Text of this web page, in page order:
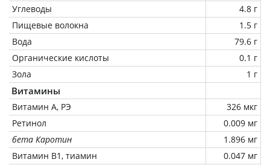
Углеводы
4.8 г
Пищевые волокна
1.5 г
Вода
79.6 г
Органические кислоты
0.1 г
Зола
1 г
Витамины
Витамин А, РЭ
326 мкг
Ретинол
0.009 мг
бета Каротин
1.896 мг
Витамин В1, тиамин
0.047 мг